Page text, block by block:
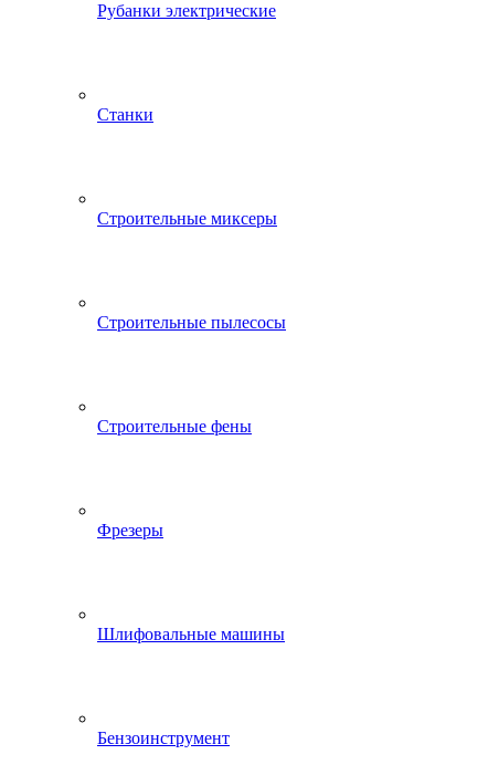
Рубанки электрические
Станки
Строительные миксеры
Строительные пылесосы
Строительные фены
Фрезеры
Шлифовальные машины
Бензоинструмент